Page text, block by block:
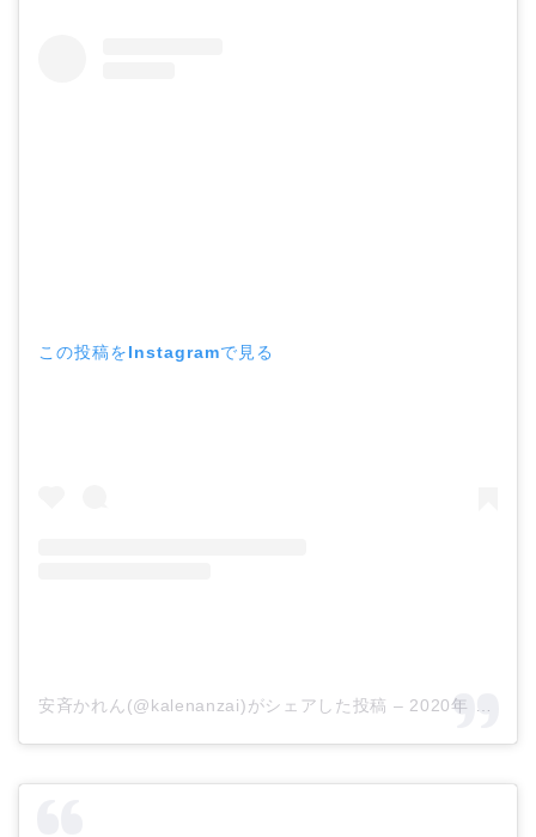
この投稿をInstagramで見る
安斉かれん(@kalenanzai)がシェアした投稿 – 2020年 4月月16日午後8時07分PDT